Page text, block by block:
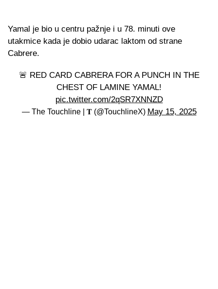
Yamal je bio u centru pažnje i u 78. minuti ove
utakmice kada je dobio udarac laktom od strane
Cabrere.
🚨 RED CARD CABRERA FOR A PUNCH IN THE
CHEST OF LAMINE YAMAL!
pic.twitter.com/2qSR7XNNZD
— The Touchline | 𝐓 (@TouchlineX) May 15, 2025